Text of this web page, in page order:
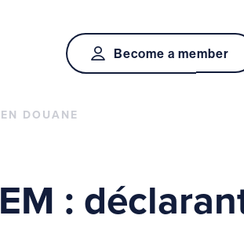
Become a member
DOUANE
: